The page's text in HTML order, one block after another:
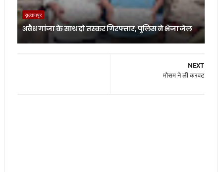
सुल्तानपुर
अवैध गांजा के साथ दो तस्कर गिरफ्तार, पुलिस ने भेजा जेल
NEXT
मौसम ने ली करवट